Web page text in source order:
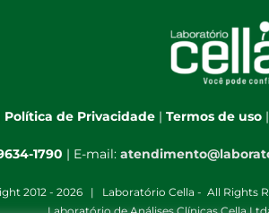
Política de Privacidade | Termos de uso|
1790 | E-mail:
2012 - 2026 | Laboratório Cella - All Rights
Laboratório de Análises Clínicas Cella